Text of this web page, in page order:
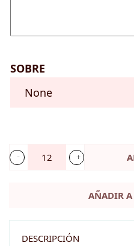
SOBRE
Invitación
-
CONFETI
AÑADIR
DESCRIPCIÓN